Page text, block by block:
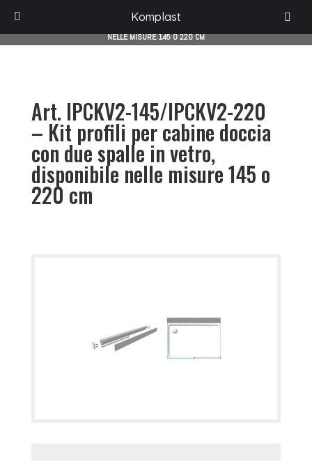
AMMORTIZZATO BIDIREZIONALE/ART. IPCKV2-145/IPCKV2-220 – KIT
NELLE MISURE 145 O 220 CM
Art. IPCKV2-145/IPCKV2-220
– Kit profili per cabine doccia
con due spalle in vetro,
disponibile nelle misure 145 o
220 cm
Komplast